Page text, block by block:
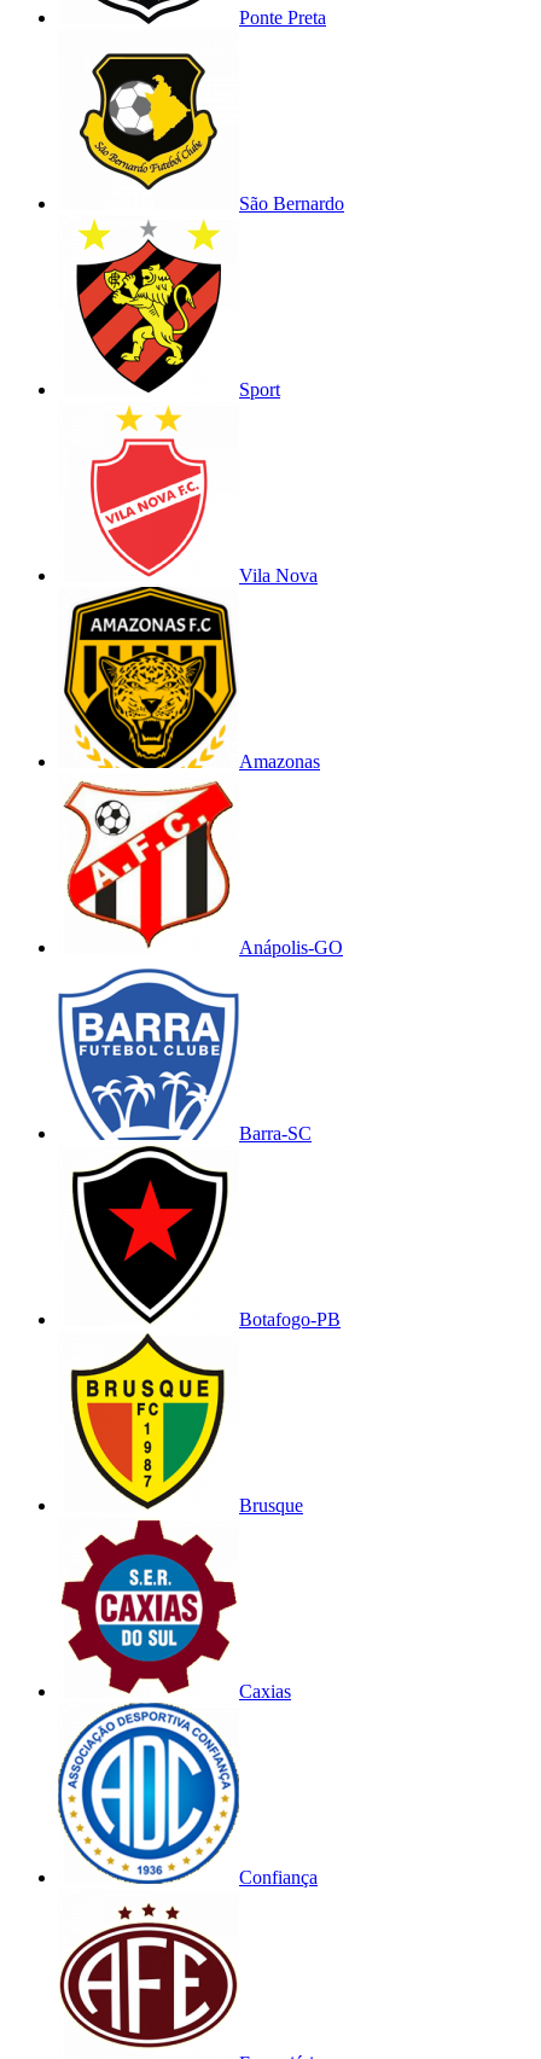
Ponte Preta
São Bernardo
Sport
Vila Nova
Amazonas
Anápolis-GO
Barra-SC
Botafogo-PB
Brusque
Caxias
Confiança